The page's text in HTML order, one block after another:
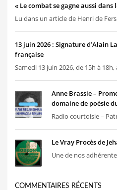
« Le combat se gagne aussi dans
Lu dans un article de Henri de
13 juin 2026 : Signature d’Alain
française
Samedi 13 juin 2026, de 15h à 18h,
Anne Brassie –
domaine de poésie
Radio courtoisie –
Le Vray Procès de
Une de nos
COMMENTAIRES RÉCENTS